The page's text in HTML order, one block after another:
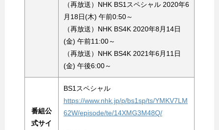
（再放送）NHK BS1スペシャル 2020年6
月18日(木) 午前0:50～
（再放送）NHK BS4K 2020年8月14日
(金) 午前11:00～
（再放送）NHK BS4K 2021年6月11日
(金) 午後6:00～
番組公
式サイ
BS1スペシャル
https://www.nhk.jp/p/bs1sp/ts/YMKV7LM
62W/episode/te/14XMG3M48Q/